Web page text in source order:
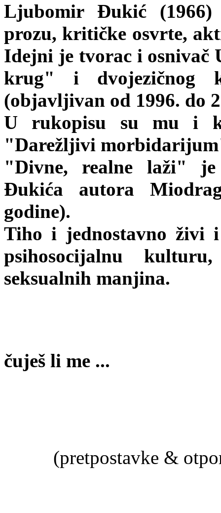
Ljubomir Đukić (1966)
prozu, kritičke osvrte,
Idejni je tvorac i
krug" i dvojezičnog
(objavljivan od 1996. do
U rukopisu su mu i
"Darežljivi
"Divne, realne laži"
Đukića autora
godine).
Tiho i jednostavno živi
psihosocijalnu
seksualnih manjina.
čuješ li me ...
(pretpostavke &